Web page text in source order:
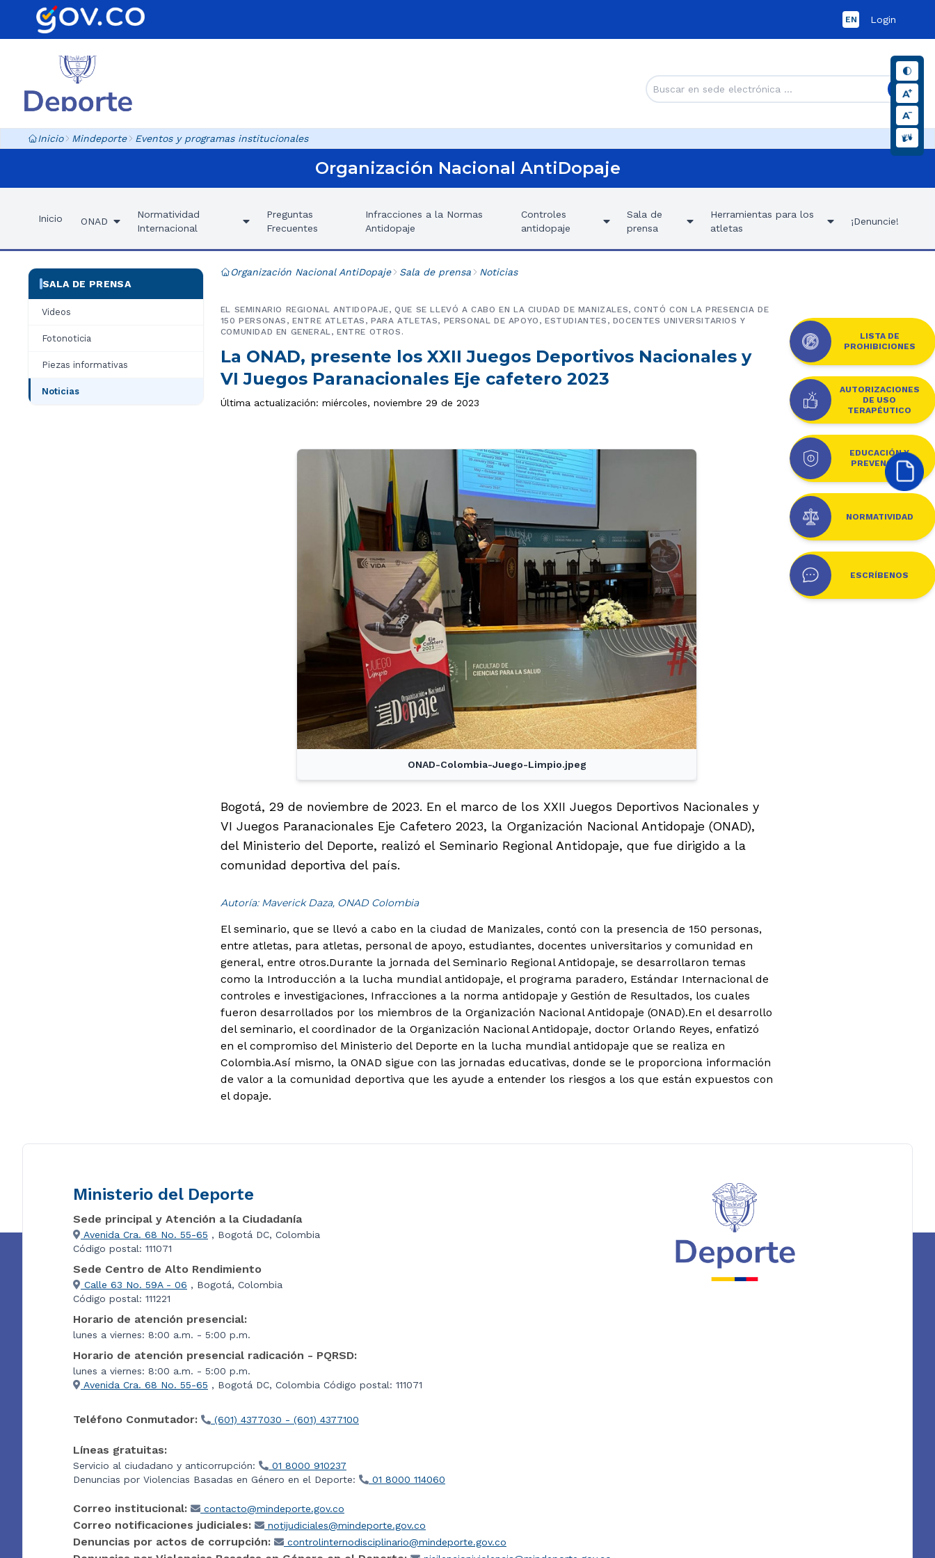
EN Login
Inicio Mindeporte Eventos y programas institucionales
Organización Nacional AntiDopaje
Inicio ONAD
Normatividad
Internacional
Preguntas
Frecuentes
Infracciones a la Normas
Antidopaje
Controles
antidopaje
Sala de
prensa
Herramientas para los
atletas
¡Denuncie!
SALA DE PRENSA
Videos
Fotonoticia
Piezas informativas
Noticias
Organización Nacional AntiDopaje Sala de prensa Noticias
La ONAD, presente los XXII Juegos Deportivos Nacionales y
VI Juegos Paranacionales Eje cafetero 2023
EL SEMINARIO REGIONAL ANTIDOPAJE, QUE SE LLEVÓ A CABO EN LA CIUDAD DE MANIZALES, CONTÓ CON LA PRESENCIA DE
150 PERSONAS, ENTRE ATLETAS, PARA ATLETAS, PERSONAL DE APOYO, ESTUDIANTES, DOCENTES UNIVERSITARIOS Y
COMUNIDAD EN GENERAL, ENTRE OTROS.
Última actualización: miércoles, noviembre 29 de 2023
ONAD-Colombia-Juego-Limpio.jpeg
Bogotá, 29 de noviembre de 2023. En el marco de los XXII Juegos Deportivos Nacionales y
VI Juegos Paranacionales Eje Cafetero 2023, la Organización Nacional Antidopaje (ONAD),
del Ministerio del Deporte, realizó el Seminario Regional Antidopaje, que fue dirigido a la
comunidad deportiva del país.
Autoría: Maverick Daza, ONAD Colombia
El seminario, que se llevó a cabo en la ciudad de Manizales, contó con la presencia de 150 personas,
entre atletas, para atletas, personal de apoyo, estudiantes, docentes universitarios y comunidad en
general, entre otros.Durante la jornada del Seminario Regional Antidopaje, se desarrollaron temas
como la Introducción a la lucha mundial antidopaje, el programa paradero, Estándar Internacional de
controles e investigaciones, Infracciones a la norma antidopaje y Gestión de Resultados, los cuales
fueron desarrollados por los miembros de la Organización Nacional Antidopaje (ONAD).En el desarrollo
del seminario, el coordinador de la Organización Nacional Antidopaje, doctor Orlando Reyes, enfatizó
en el compromiso del Ministerio del Deporte en la lucha mundial antidopaje que se realiza en
Colombia.Así mismo, la ONAD sigue con las jornadas educativas, donde se le proporciona información
de valor a la comunidad deportiva que les ayude a entender los riesgos a los que están expuestos con
el dopaje.
LISTA DE
PROHIBICIONES
AUTORIZACIONES
DE USO
TERAPÉUTICO
EDUCACIÓN Y
PREVENCIÓN
NORMATIVIDAD
ESCRÍBENOS
Ministerio del Deporte
Sede principal y Atención a la Ciudadanía
Avenida Cra. 68 No. 55-65 , Bogotá DC, Colombia
Código postal: 111071
Sede Centro de Alto Rendimiento
Calle 63 No. 59A - 06 , Bogotá, Colombia
Código postal: 111221
Horario de atención presencial:
lunes a viernes: 8:00 a.m. - 5:00 p.m.
Horario de atención presencial radicación - PQRSD:
lunes a viernes: 8:00 a.m. - 5:00 p.m.
Avenida Cra. 68 No. 55-65 , Bogotá DC, Colombia Código postal: 111071
Teléfono Conmutador: (601) 4377030 - (601) 4377100
Líneas gratuitas:
Servicio al ciudadano y anticorrupción:
01 8000 910237
Denuncias por Violencias Basadas en Género en el Deporte:
01 8000 114060
Correo institucional: contacto@mindeporte.gov.co
Correo notificaciones judiciales: notijudiciales@mindeporte.gov.co
Denuncias por actos de corrupción: controlinternodisciplinario@mindeporte.gov.co